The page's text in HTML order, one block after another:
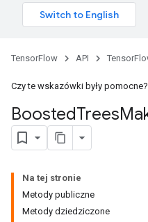
TensorFlow API
Czy te wskazówki były pomocne?
BoostedTrees
Na tej stronie
Metody publiczne
Metody dziedziczone